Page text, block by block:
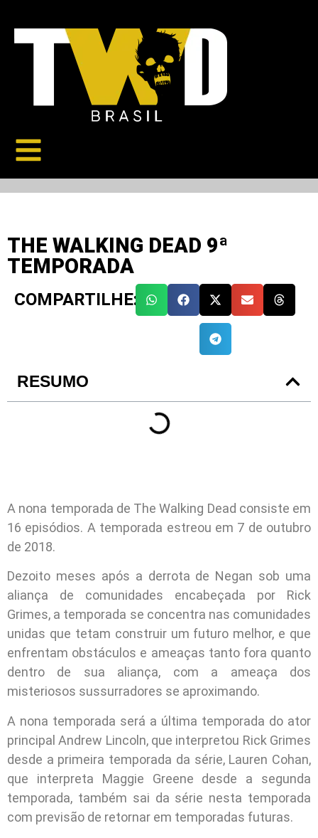
THE WALKING DEAD 9ª
TEMPORADA
COMPARTILHE:
RESUMO
A nona temporada de The Walking Dead consiste em
16 episódios. A temporada estreou em 7 de outubro
de 2018.
Dezoito meses após a derrota de Negan sob uma
aliança de comunidades encabeçada por Rick
Grimes, a temporada se concentra nas comunidades
unidas que tetam construir um futuro melhor, e que
enfrentam obstáculos e ameaças tanto fora quanto
dentro de sua aliança, com a ameaça dos
misteriosos sussurradores se aproximando.
A nona temporada será a última temporada do ator
principal Andrew Lincoln, que interpretou Rick Grimes
desde a primeira temporada da série, Lauren Cohan,
que interpreta Maggie Greene desde a segunda
temporada, também sai da série nesta temporada
com previsão de retornar em temporadas futuras.